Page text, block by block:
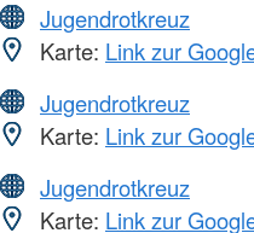
Jugendrotkreuz
Karte: Link zur
Jugendrotkreuz
Karte: Link zur
Jugendrotkreuz
Karte: Link zur